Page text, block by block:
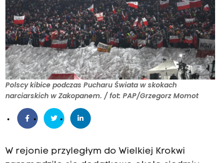
Polscy kibice podczas Pucharu Świata w skokach
narciarskich w Zakopanem. / fot: PAP/Grzegorz Momot
W rejonie przyległym do Wielkiej Krokwi